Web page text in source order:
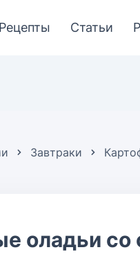
Рецепты Статьи
Завтраки
оладьи со